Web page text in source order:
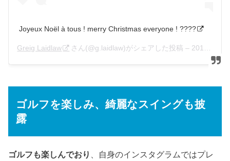
Joyeux Noël à tous ! merry Christmas everyone ! ????
Greig Laidlaw さん(@g.laidlaw)がシェアした投稿 – 2018年12月月24日午後1時07分PST
ゴルフを楽しみ、綺麗なスイングも披
露
ゴルフも楽しんでおり
、自身のインスタグラムではプレ